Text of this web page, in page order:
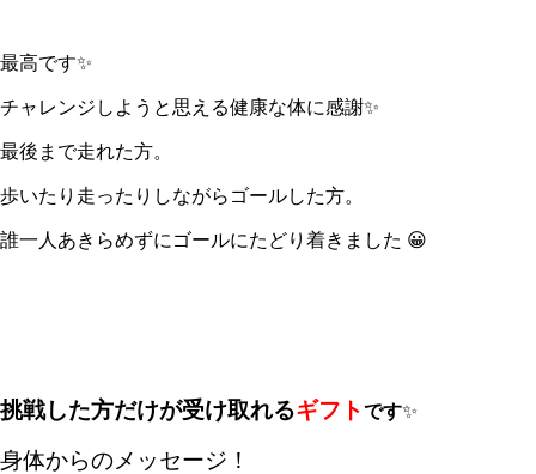
最高です✨
チャレンジしようと思える健康な体に感謝✨
最後まで走れた方。
歩いたり走ったりしながらゴールした方。
誰一人あきらめずにゴールにたどり着きました 😀
挑戦した方だけが受け取れるギフトです✨
身体からのメッセージ！